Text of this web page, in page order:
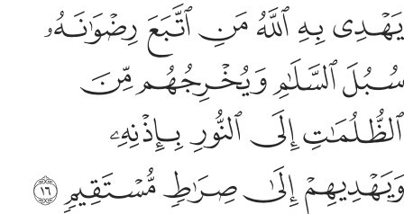
يهدي به الله من اتبع رضوانه سبل السلام ويخرجهم من الظلمات الى
يَهْدِى بِهِ ٱللَّهُ مَنِ ٱتَّبَعَ رِضْوَٰنَهُۥ سُبُلَ ٱلسَّلَـٰمِ وَيُخْرِجُهُم مِّنَ ٱلظُّلُمَـٰتِ
ﱵﱶﱷﱸﱹﱺ
ﱻﱼﱽﱾ
ﱿﲀﲁﲂ
ﲃﲄﲅﲆﲇ